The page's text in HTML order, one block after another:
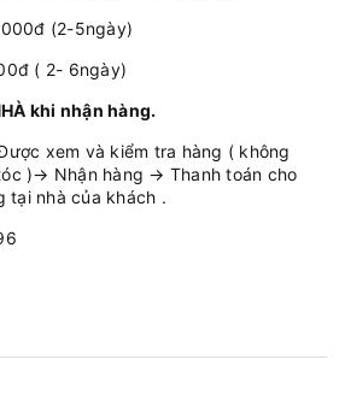
(2-5ngày)
( 2- 6ngày)
khi nhận hàng.
xem và kiểm tra hàng ( không
)→ Nhận hàng → Thanh toán cho
tại nhà của khách .